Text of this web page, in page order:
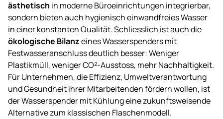
ästhetisch in moderne Büroeinrichtungen integrierbar,
sondern bieten auch hygienisch einwandfreies Wasser
in einer konstanten Qualität. Schliesslich ist auch die
ökologische Bilanzeines Wasserspenders mit
Festwasseranschluss deutlich besser: Weniger
Plastikmüll, weniger CO²-Ausstoss, mehr Nachhaltigkeit.
Für Unternehmen, die Effizienz, Umweltverantwortung
und Gesundheit ihrer Mitarbeitenden fördern wollen, ist
der Wasserspender mit Kühlung eine zukunftsweisende
Alternative zum klassischen Flaschenmodell.